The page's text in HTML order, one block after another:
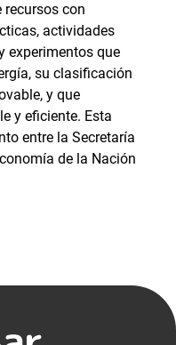
recursos con
actividades
experimentos que
su clasificación
y que
y eficiente. Esta
entre la Secretaría
de la Nación